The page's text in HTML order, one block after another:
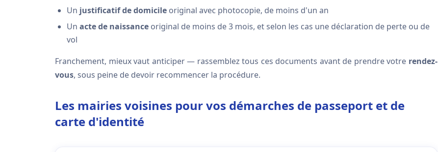
Un justificatif de domicile original avec photocopie, de moins d'un an
Un acte de naissance original de moins de 3 mois, et selon les cas une déclaration de perte ou de
vol
Franchement, mieux vaut anticiper — rassemblez tous ces documents avant de prendre votre rendez-
vous, sous peine de devoir recommencer la procédure.
Les mairies voisines pour vos démarches de passeport et de
carte d'identité